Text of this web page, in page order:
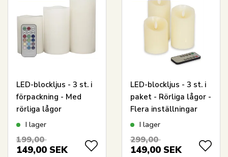
LED-blockljus - 3 st. i
förpackning - Med
rörliga lågor
I lager
199,00
149,00 SEK
LED-blockljus - 3 st. i
paket - Rörliga lågor -
Flera inställningar
med fjärrkontroll
I lager
299,00
149,00 SEK